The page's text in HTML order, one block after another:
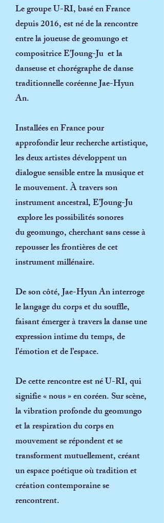
Le groupeU-RI, basé en France
depuis 2016, est né de la rencontre
entre la joueuse de geomungo et
compositriceE’Joung-Ju et la
danseuse et chorégraphe de danse
traditionnelle coréenneJae-Hyun
An.
Installées en France pour
approfondir leur recherche artistique,
les deux artistes développent un
dialogue sensible entre la musique et
le mouvement. À travers son
instrument ancestral, E’Joung-Ju
explore les possibilités sonores
dugeomungo, cherchant sans cesse à
repousser les frontières de cet
instrument millénaire.
De son côté, Jae-Hyun An interroge
le langage du corps et du souffle,
faisant émerger à travers la danse une
expression intime du temps, de
l’émotion et de l’espace.
De cette rencontre est néU-RI, qui
signifie « nous » en coréen. Sur scène,
la vibration profonde du geomungo
et la respiration du corps en
mouvement se répondent et se
transforment mutuellement, créant
un espace poétique où tradition et
création contemporaine se
rencontrent.